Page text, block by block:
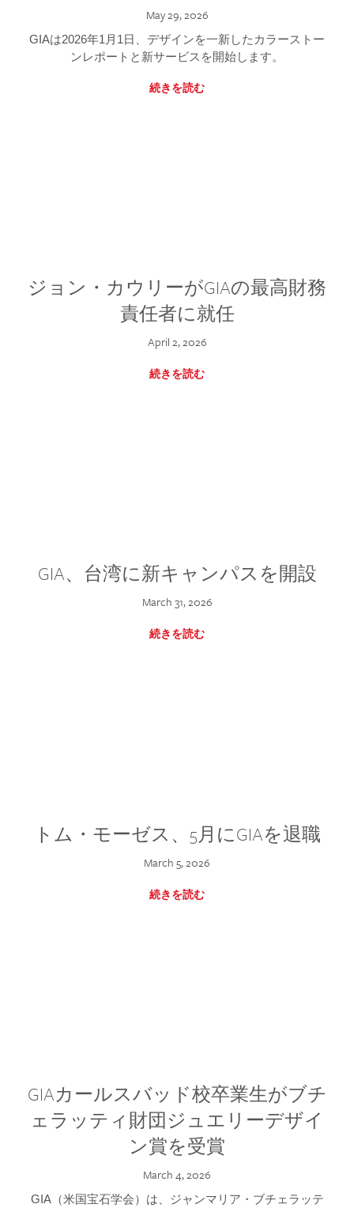
May 29, 2026
GIAは2026年1月1日、デザインを一新したカラーストー
ンレポートと新サービスを開始します。
続きを読む
ジョン・カウリーがGIAの最高財務
責任者に就任
April 2, 2026
続きを読む
GIA、台湾に新キャンパスを開設
March 31, 2026
続きを読む
トム・モーゼス、5月にGIAを退職
March 5, 2026
続きを読む
GIAカールスバッド校卒業生がブチ
ェラッティ財団ジュエリーデザイ
ン賞を受賞
March 4, 2026
GIA（米国宝石学会）は、ジャンマリア・ブチェラッテ